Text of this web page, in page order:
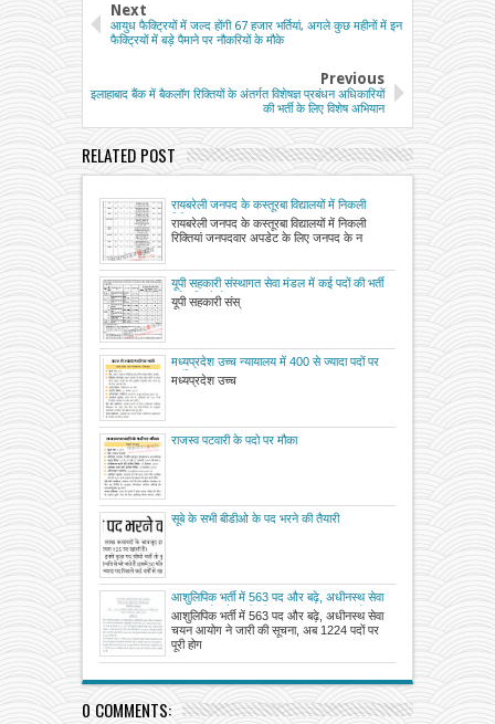
Next
आयुध फैक्ट्रियों में जल्द होंगी 67 हजार भर्तियां, अगले कुछ महीनों में इन
फैक्ट्रियों में बड़े पैमाने पर नौकरियों के मौके
Previous
इलाहाबाद बैंक में बैकलॉग रिक्तियों के अंतर्गत विशेषज्ञ प्रबंधन अधिकारियों
की भर्ती के लिए विशेष अभियान
RELATED POST
रायबरेली जनपद के कस्तूरबा विद्यालयों में निकली
रिक्तियां
रायबरेली जनपद के कस्तूरबा विद्यालयों में निकली
रिक्तियां जनपदवार अपडेट के लिए जनपद के न
यूपी सहकारी संस्थागत सेवा मंडल में कई पदों की भर्ती
: विज्ञप्ति देखें
यूपी सहकारी संस्
मध्यप्रदेश उच्च न्यायालय में 400 से ज्यादा पदों पर
भर्ती
मध्यप्रदेश उच्च
राजस्व पटवारी के पदो पर मौका
सूबे के सभी बीडीओ के पद भरने की तैयारी
आशुलिपिक भर्ती में 563 पद और बढ़े, अधीनस्थ सेवा
चयन आयोग ने जारी की सूचना, अब 1224 पदों पर
पूरी होगी भर्ती प्रक्रिया
आशुलिपिक भर्ती में 563 पद और बढ़े, अधीनस्थ सेवा
चयन आयोग ने जारी की सूचना, अब 1224 पदों पर
पूरी होग
0 COMMENTS: